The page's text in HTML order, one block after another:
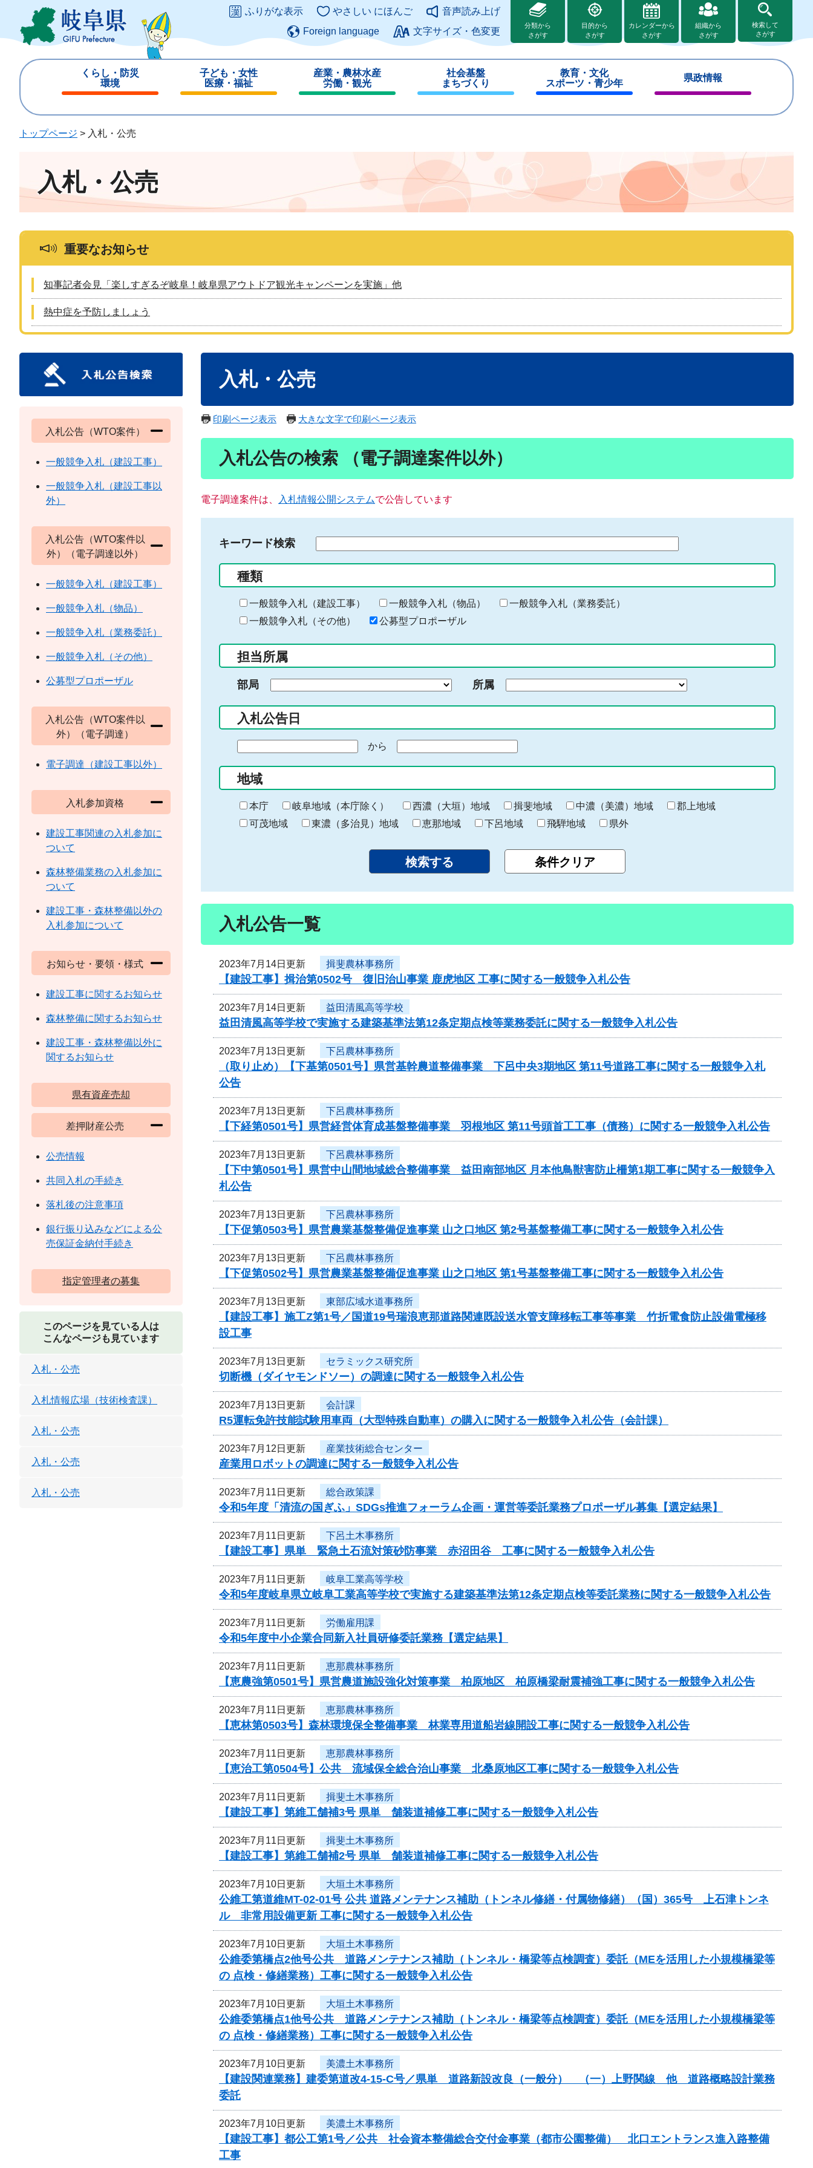
ジ
ュ
このページの本文へ
ふりがな表示 やさしい にほんご
音声読み上げ
Foreign language
文字サイズ・色変更
分類から
さがす
目的から
さがす
カレンダーから
さがす
組織から
さがす
検索して
さがす
くらし・防災
環境
じ
子ども・女性
医療・福祉
じ
産業・農林水産
労働・観光
じ
社会基盤
まちづくり
じ
教育・文化
スポーツ・青少年
じ
県政情報
じ
トップページ > 入札・公売
入札・公売
重要なお知らせ
知事記者会見「楽しすぎるぞ岐阜！岐阜県アウトドア観光キャンペーンを実施」他
熱中症を予防しましょう
入札・公売
印刷ページ表示 大きな文字で印刷ページ表示
入札公告の検索 （電子調達案件以外）
電子調達案件は、 入札情報公開システムで公告しています
キーワード検索
る
キ
ー
ー
入
力
種類
一般競争入札（建設工事） 一般競争入札（物品）
一般競争入札（業務委託）
一般競争入札（その他）
公募型プロポーザル
担当所属
部局 所属
入札公告日
の
始
ま
り
から
終
わ
り
地域
本庁 岐阜地域（本庁除く） 西濃（大垣）地域 揖斐地域 中濃（美濃）地域
郡上地域
可茂地域
東濃（多治見）地域 恵那地域 下呂地域 飛騨地域 県外
入札公告一覧
2023年7月14日更新 揖斐農林事務所
【建設工事】揖治第0502号 復旧治山事業 鹿虎地区 工事に関する一般競争入札公告
2023年7月14日更新 益田清風高等学校
益田清風高等学校で実施する建築基準法第12条定期点検等業務委託に関する一般競争入札公告
2023年7月13日更新 下呂農林事務所
（取り止め）【下基第0501号】県営基幹農道整備事業 下呂中央3期地区 第11号道路工事に関する一般競争入札
公告
2023年7月13日更新 下呂農林事務所
【下経第0501号】県営経営体育成基盤整備事業 羽根地区 第11号頭首工工事（債務）に関する一般競争入札公告
2023年7月13日更新 下呂農林事務所
【下中第0501号】県営中山間地域総合整備事業 益田南部地区 月本他鳥獣害防止柵第1期工事に関する一般競争入
札公告
2023年7月13日更新 下呂農林事務所
【下促第0503号】県営農業基盤整備促進事業 山之口地区 第2号基盤整備工事に関する一般競争入札公告
2023年7月13日更新 下呂農林事務所
【下促第0502号】県営農業基盤整備促進事業 山之口地区 第1号基盤整備工事に関する一般競争入札公告
2023年7月13日更新 東部広域水道事務所
【建設工事】施工Z第1号／国道19号瑞浪恵那道路関連既設送水管支障移転工事等事業 竹折電食防止設備電極移
設工事
2023年7月13日更新 セラミックス研究所
切断機（ダイヤモンドソー）の調達に関する一般競争入札公告
2023年7月13日更新 会計課
R5運転免許技能試験用車両（大型特殊自動車）の購入に関する一般競争入札公告（会計課）
2023年7月12日更新 産業技術総合センター
産業用ロボットの調達に関する一般競争入札公告
2023年7月11日更新 総合政策課
令和5年度「清流の国ぎふ」SDGs推進フォーラム企画・運営等委託業務プロポーザル募集【選定結果】
2023年7月11日更新 下呂土木事務所
【建設工事】県単 緊急土石流対策砂防事業 赤沼田谷 工事に関する一般競争入札公告
2023年7月11日更新 岐阜工業高等学校
令和5年度岐阜県立岐阜工業高等学校で実施する建築基準法第12条定期点検等委託業務に関する一般競争入札公告
2023年7月11日更新 労働雇用課
令和5年度中小企業合同新入社員研修委託業務【選定結果】
2023年7月11日更新 恵那農林事務所
【恵農強第0501号】県営農道施設強化対策事業 柏原地区 柏原橋梁耐震補強工事に関する一般競争入札公告
2023年7月11日更新 恵那農林事務所
【恵林第0503号】森林環境保全整備事業 林業専用道船岩線開設工事に関する一般競争入札公告
2023年7月11日更新 恵那農林事務所
【恵治工第0504号】公共 流域保全総合治山事業 北桑原地区工事に関する一般競争入札公告
2023年7月11日更新 揖斐土木事務所
【建設工事】第維工舗補3号 県単 舗装道補修工事に関する一般競争入札公告
2023年7月11日更新 揖斐土木事務所
【建設工事】第維工舗補2号 県単 舗装道補修工事に関する一般競争入札公告
2023年7月10日更新 大垣土木事務所
公維工第道維MT-02-01号 公共 道路メンテナンス補助（トンネル修繕・付属物修繕）（国）365号 上石津トンネ
ル 非常用設備更新 工事に関する一般競争入札公告
2023年7月10日更新 大垣土木事務所
公維委第橋点2他号公共 道路メンテナンス補助（トンネル・橋梁等点検調査）委託（MEを活用した小規模橋梁等
の 点検・修繕業務）工事に関する一般競争入札公告
2023年7月10日更新 大垣土木事務所
公維委第橋点1他号公共 道路メンテナンス補助（トンネル・橋梁等点検調査）委託（MEを活用した小規模橋梁等
の 点検・修繕業務）工事に関する一般競争入札公告
2023年7月10日更新 美濃土木事務所
【建設関連業務】建委第道改4-15-C号／県単 道路新設改良（一般分） （一）上野関線 他 道路概略設計業務
委託
2023年7月10日更新 美濃土木事務所
【建設工事】都公工第1号／公共 社会資本整備総合交付金事業（都市公園整備） 北口エントランス進入路整備
工事
入札公告（WTO案件）
一般競争入札（建設工事）
一般競争入札（建設工事以
外）
入札公告（WTO案件以
外）（電子調達以外）
一般競争入札（建設工事）
一般競争入札（物品）
一般競争入札（業務委託）
一般競争入札（その他）
公募型プロポーザル
入札公告（WTO案件以
外）（電子調達）
電子調達（建設工事以外）
入札参加資格
建設工事関連の入札参加に
ついて
森林整備業務の入札参加に
ついて
建設工事・森林整備以外の
入札参加について
お知らせ・要領・様式
建設工事に関するお知らせ
森林整備に関するお知らせ
建設工事・森林整備以外に
関するお知らせ
県有資産売却
差押財産公売
公売情報
共同入札の手続き
落札後の注意事項
銀行振り込みなどによる公
売保証金納付手続き
指定管理者の募集
このページを見ている人は
こんなページも見ています
入札・公売
入札情報広場（技術検査課）
入札・公売
入札・公売
入札・公売